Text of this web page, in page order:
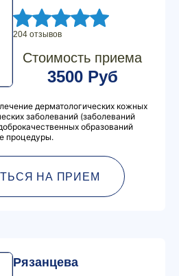
204 отзывов
Стоимость приема
3500 Руб
дерматологических кожных
заболеваний (заболеваний
образований
процедуры.
НА ПРИЕМ
Рязанцева